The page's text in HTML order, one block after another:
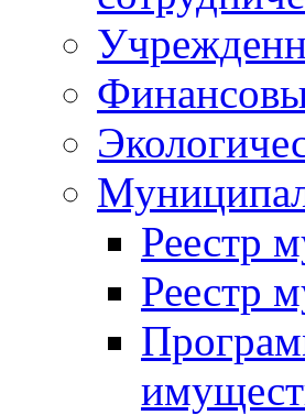
Реестр
Реестр